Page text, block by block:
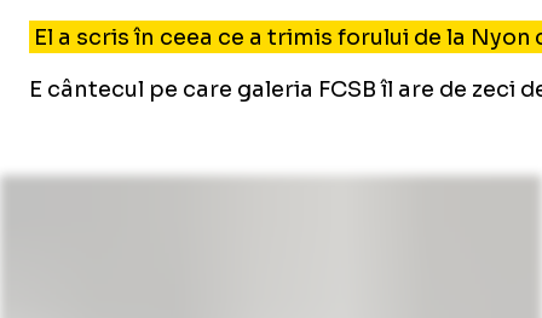
El a scris în ceea ce a trimis forului de la
E cântecul pe care galeria FCSB îl are de